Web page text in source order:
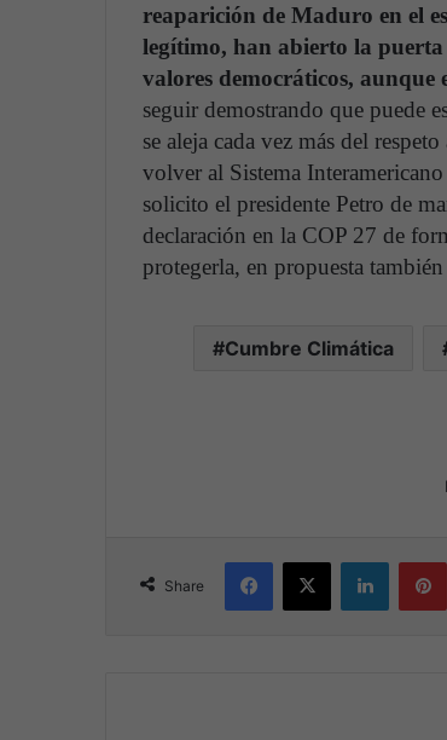
reaparición de Maduro en el
legítimo, han abierto la puerta
valores democráticos, aunque
seguir demostrando que puede
se aleja cada vez más del
volver al Sistema
solicito el presidente Petro de
declaración en la COP 27 de
protegerla, en propuesta
Cumbre Climática
Share